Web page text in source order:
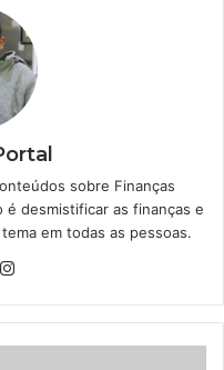
sobre Finanças
é desmistificar as finanças e
em todas as pessoas.